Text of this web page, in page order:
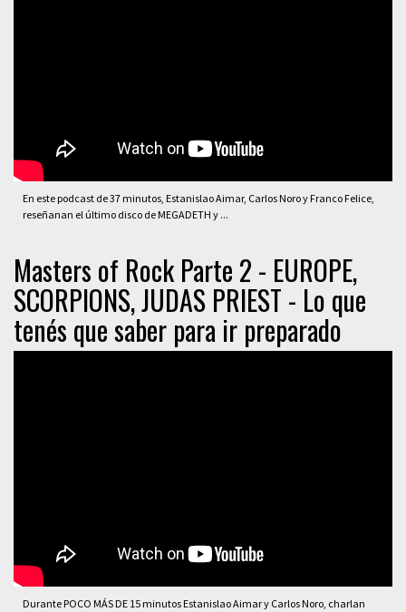
En este podcast de 37 minutos, Estanislao Aimar, Carlos Noro y Franco Felice,
reseñanan el último disco de MEGADETH y ...
Masters of Rock Parte 2 - EUROPE,
SCORPIONS, JUDAS PRIEST - Lo que
tenés que saber para ir preparado
Durante POCO MÁS DE 15 minutos Estanislao Aimar y Carlos Noro, charlan